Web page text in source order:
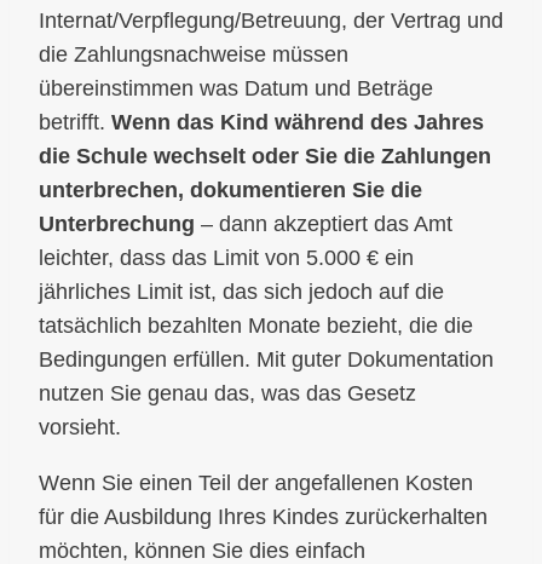
Internat/Verpflegung/Betreuung, der Vertrag und
die Zahlungsnachweise müssen
übereinstimmen was Datum und Beträge
betrifft. Wenn das Kind während des Jahres
die Schule wechselt oder Sie die Zahlungen
unterbrechen, dokumentieren Sie die
Unterbrechung – dann akzeptiert das Amt
leichter, dass das Limit von 5.000 € ein
jährliches Limit ist, das sich jedoch auf die
tatsächlich bezahlten Monate bezieht, die die
Bedingungen erfüllen. Mit guter Dokumentation
nutzen Sie genau das, was das Gesetz
vorsieht.
Wenn Sie einen Teil der angefallenen Kosten
für die Ausbildung Ihres Kindes zurückerhalten
möchten, können Sie dies einfach